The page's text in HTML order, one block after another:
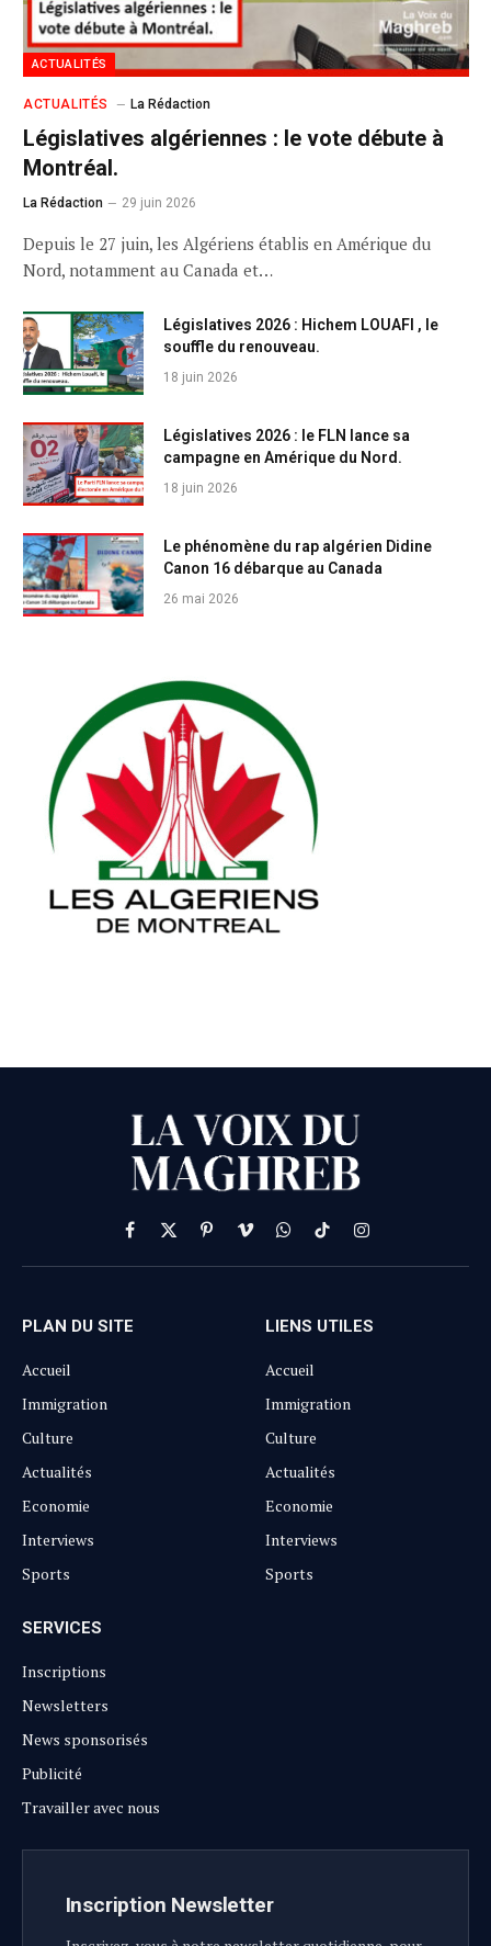
ACTUALITÉS
ACTUALITÉS La Rédaction
Législatives algériennes : le vote débute à
Montréal.
La Rédaction 29 juin 2026
Depuis le 27 juin, les Algériens établis en Amérique du
Nord, notamment au Canada et…
Législatives 2026 : Hichem LOUAFI , le
souffle du renouveau.
18 juin 2026
Législatives 2026 : le FLN lance sa
campagne en Amérique du Nord.
18 juin 2026
Le phénomène du rap algérien Didine
Canon 16 débarque au Canada
26 mai 2026
Facebook
X
(Twitter)
PinterestVimeoWhatsApp
TikTokInstagram
PLAN DU SITE
Accueil
Immigration
Culture
Actualités
Economie
Interviews
Sports
LIENS UTILES
Accueil
Immigration
Culture
Actualités
Economie
Interviews
Sports
SERVICES
Inscriptions
Newsletters
News sponsorisés
Publicité
Travailler avec nous
Inscription Newsletter